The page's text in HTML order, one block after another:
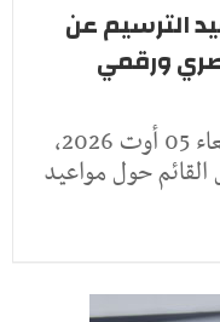
الترسيم عن
ورقمي
أصدرت وزارة التربية، اليوم الأربعاء 05 أوت 2026،
حول مواعيد